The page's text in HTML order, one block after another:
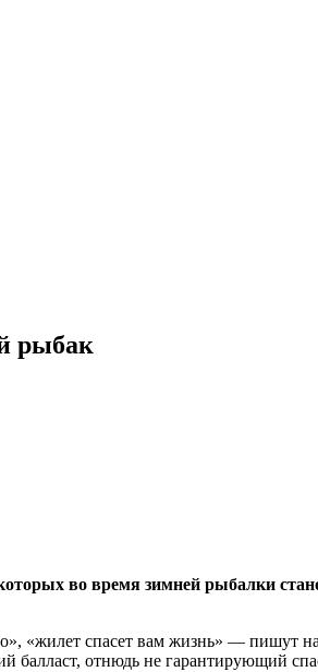
рыбак
во время зимней рыбалки
«жилет спасет вам жизнь» — пишут
балласт, отнюдь не гарантирующий